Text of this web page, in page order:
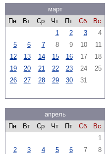
март
Пн
Вт Ср Чт Пт Сб
Вс
1
2 3
4
5
6 7 8 9 10
11
12
13 14 15 16 17
18
19
20 21 22 23 24
25
26
27 28 29 30 31
апрель
Пн
Вт Ср Чт Пт Сб
Вс
1
2
3 4 5 6 7
8